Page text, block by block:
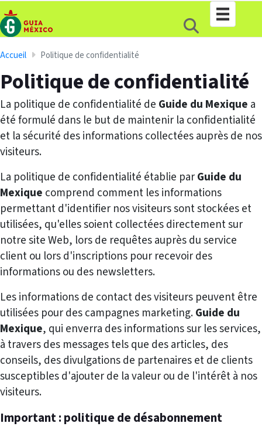
Accueil Politique de confidentialité
Politique de confidentialité
La politique de confidentialité de Guide du Mexique a
été formulé dans le but de maintenir la confidentialité
et la sécurité des informations collectées auprès de nos
visiteurs.
La politique de confidentialité établie parGuide du
Mexique comprend comment les informations
permettant d'identifier nos visiteurs sont stockées et
utilisées, qu'elles soient collectées directement sur
notre site Web, lors de requêtes auprès du service
client ou lors d'inscriptions pour recevoir des
informations ou des newsletters.
Les informations de contact des visiteurs peuvent être
utilisées pour des campagnes marketing.Guide du
Mexique, qui enverra des informations sur les services,
à travers des messages tels que des articles, des
conseils, des divulgations de partenaires et de clients
susceptibles d'ajouter de la valeur ou de l'intérêt à nos
visiteurs.
Important : politique de désabonnement